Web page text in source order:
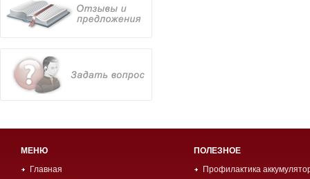
МЕНЮ
Главная
ПОЛЕЗНОЕ
Профилактика